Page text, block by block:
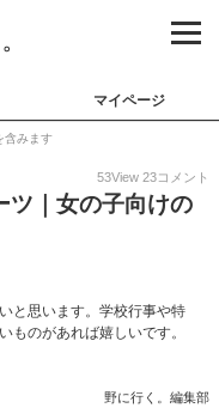
マイページ
含みます
53View 23コメント
ツ｜女の子向けの
と思います。学校行事や特
ものがあれば嬉しいです。
野に行く。編集部